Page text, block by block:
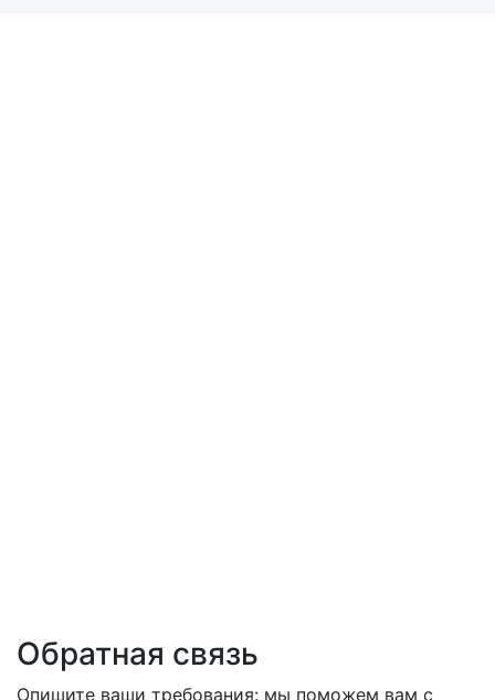
Обратная связь
Опишите ваши требования: мы поможем вам с